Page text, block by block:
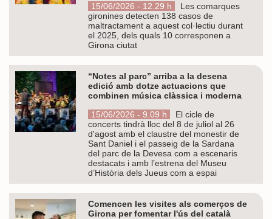
15/06/2026 - 12.29 h
Les comarques
gironines detecten 138 casos de
maltractament a aquest col·lectiu durant
el 2025, dels quals 10 corresponen a
Girona ciutat
“Notes al parc” arriba a la desena
edició amb dotze actuacions que
combinen música clàssica i moderna
15/06/2026 - 9.09 h
El cicle de
concerts tindrà lloc del 8 de juliol al 26
d'agost amb el claustre del monestir de
Sant Daniel i el passeig de la Sardana
del parc de la Devesa com a escenaris
destacats i amb l’estrena del Museu
d’Història dels Jueus com a espai
Comencen les visites als comerços de
Girona per fomentar l'ús del català